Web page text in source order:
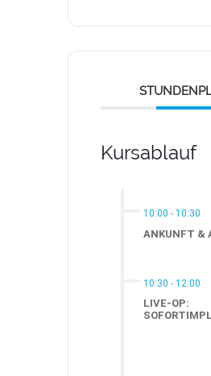
Kursablauf
10:00 - 10:30
ANKUNFT &
10:30 - 12:00
LIVE-OP: